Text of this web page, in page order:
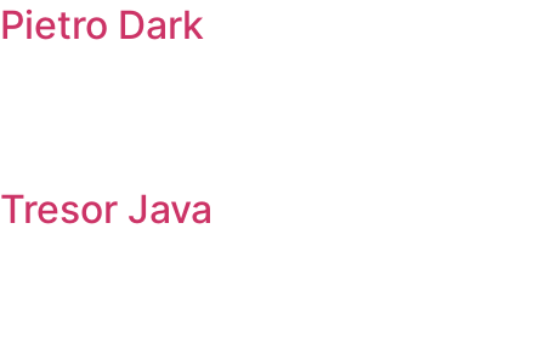
Pietro Dark
Tresor Java